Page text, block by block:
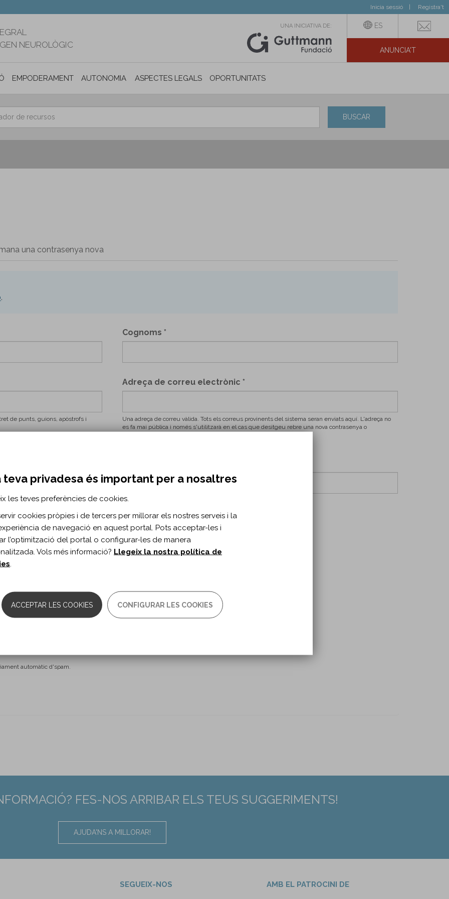
Inicia sessió Registra't
NEUROLÒGIC
UNA INICIATIVA DE: ES
ANUNCIA'T
EMPODERAMENT AUTONOMIA PERSONAL I INCLUSIÓ SOCIAL
ASPECTES LEGALS OPORTUNITATS
BUSCAR
una contrasenya nova
.
Cognoms *
de punts, guions, apòstrofs i
Adreça de correu electrònic *
Una adreça de correu vàlida. Tots els correus provinents del sistema seran enviats aquí. L'adreça no
es fa mai pública i només s'utilitzarà en el cas que desitgeu rebre una nova contrasenya o
sol·licitada
Institut Guttmann de forma
rectificació, supressió,
de dades
Institut Guttmann
automàtic d'spam.
FES-NOS ARRIBAR ELS TEUS SUGGERIMENTS!
AJUDA'NS A MILLORAR!
SEGUEIX-NOS AMB EL PATROCINI DE
teva privadesa és important per a nosaltres
les teves preferències de cookies.
cookies pròpies i de tercers per millorar els nostres serveis i la
de navegació en aquest portal. Pots acceptar-les i
l’optimització del portal o configurar-les de manera
Vols més informació? Llegeix la nostra política de
ACCEPTAR LES COOKIES CONFIGURAR LES COOKIES